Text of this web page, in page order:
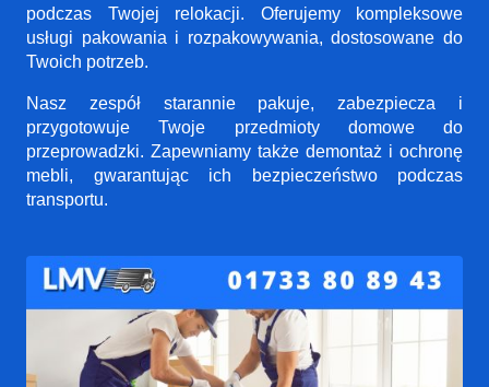
podczas Twojej relokacji. Oferujemy kompleksowe
usługi pakowania i rozpakowywania, dostosowane do
Twoich potrzeb.
Nasz zespół starannie pakuje, zabezpiecza i
przygotowuje Twoje przedmioty domowe do
przeprowadzki. Zapewniamy także demontaż i ochronę
mebli, gwarantując ich bezpieczeństwo podczas
transportu.